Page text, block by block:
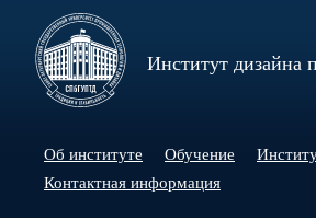
Институт дизайна
Об институте Обучение
Контактная информация